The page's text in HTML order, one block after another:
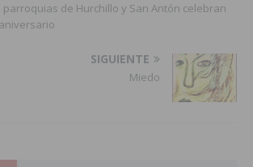
parroquias de Hurchillo y San Antón celebran
SIGUIENTE
Miedo